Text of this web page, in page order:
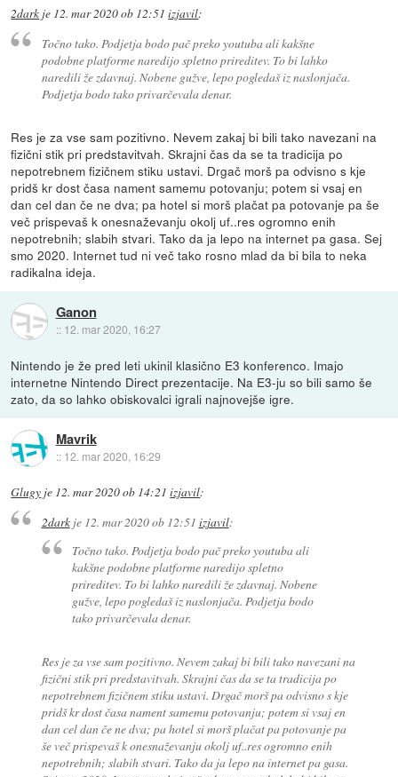
2dark je 12. mar 2020 ob 12:51 izjavil:
Točno tako. Podjetja bodo pač preko youtuba ali kakšne
podobne platforme naredijo spletno prireditev. To bi lahko
naredili že zdavnaj. Nobene gužve, lepo pogledaš iz naslonjača.
Podjetja bodo tako privarčevala denar.
Res je za vse sam pozitivno. Nevem zakaj bi bili tako navezani na
fizični stik pri predstavitvah. Skrajni čas da se ta tradicija po
nepotrebnem fizičnem stiku ustavi. Drgač morš pa odvisno s kje
pridš kr dost časa nament samemu potovanju; potem si vsaj en
dan cel dan če ne dva; pa hotel si morš plačat pa potovanje pa še
več prispevaš k onesnaževanju okolj uf..res ogromno enih
nepotrebnih; slabih stvari. Tako da ja lepo na internet pa gasa. Sej
smo 2020. Internet tud ni več tako rosno mlad da bi bila to neka
radikalna ideja.
Ganon
:: 12. mar 2020, 16:27
Nintendo je že pred leti ukinil klasično E3 konferenco. Imajo
internetne Nintendo Direct prezentacije. Na E3-ju so bili samo še
zato, da so lahko obiskovalci igrali najnovejše igre.
Mavrik
:: 12. mar 2020, 16:29
Glugy je 12. mar 2020 ob 14:21 izjavil:
2darkje 12. mar 2020 ob 12:51 izjavil:
Točno tako. Podjetja bodo pač preko youtuba ali
kakšne podobne platforme naredijo spletno
prireditev. To bi lahko naredili že zdavnaj. Nobene
gužve, lepo pogledaš iz naslonjača. Podjetja bodo
tako privarčevala denar.
Res je za vse sam pozitivno. Nevem zakaj bi bili tako navezani na
fizični stik pri predstavitvah. Skrajni čas da se ta tradicija po
nepotrebnem fizičnem stiku ustavi. Drgač morš pa odvisno s kje
pridš kr dost časa nament samemu potovanju; potem si vsaj en
dan cel dan če ne dva; pa hotel si morš plačat pa potovanje pa
še več prispevaš k onesnaževanju okolj uf..res ogromno enih
nepotrebnih; slabih stvari. Tako da ja lepo na internet pa gasa.